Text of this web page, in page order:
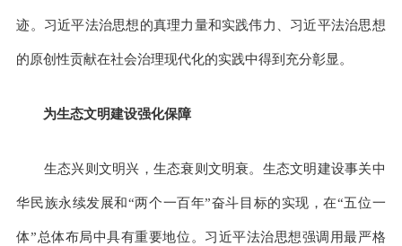
迹。习近平法治思想的真理力量和实践伟力、习近平法治思想
的原创性贡献在社会治理现代化的实践中得到充分彰显。
为生态文明建设强化保障
生态兴则文明兴，生态衰则文明衰。生态文明建设事关中
华民族永续发展和“两个一百年”奋斗目标的实现，在“五位一
体”总体布局中具有重要地位。习近平法治思想强调用最严格